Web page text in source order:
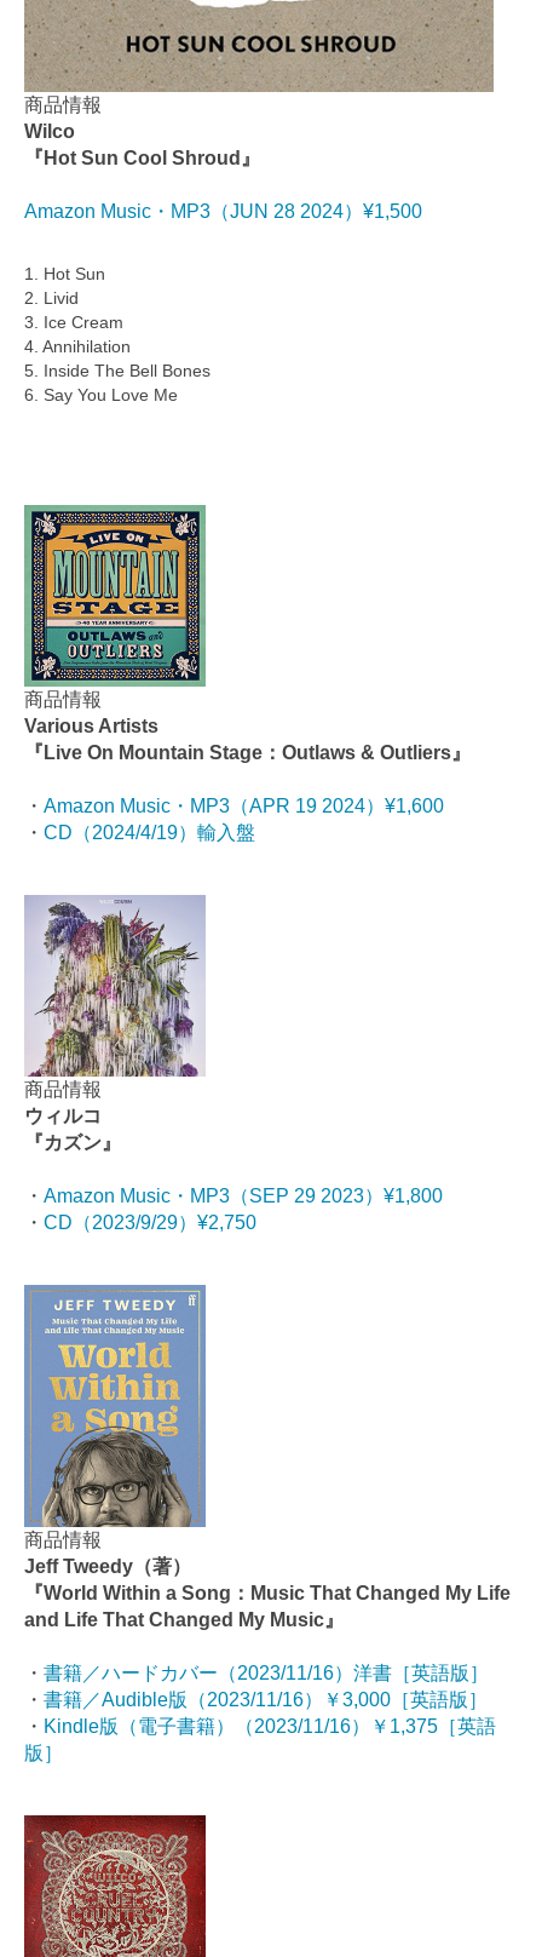
商品情報
Wilco
『Hot Sun Cool Shroud』
Amazon Music・MP3（JUN 28 2024）¥1,500
1. Hot Sun
2. Livid
3. Ice Cream
4. Annihilation
5. Inside The Bell Bones
6. Say You Love Me
商品情報
Various Artists
『Live On Mountain Stage：Outlaws & Outliers』
・ Amazon Music・MP3（APR 19 2024）¥1,600
・ CD（2024/4/19）輸入盤
商品情報
ウィルコ
『カズン』
・ Amazon Music・MP3（SEP 29 2023）¥1,800
・ CD（2023/9/29）¥2,750
商品情報
Jeff Tweedy（著）
『World Within a Song：Music That Changed My Life
and Life That Changed My Music』
・ 書籍／ハードカバー（2023/11/16）洋書［英語版］
・ 書籍／Audible版（2023/11/16）￥3,000［英語版］
・ Kindle版（電子書籍）（2023/11/16）￥1,375［英語
版］